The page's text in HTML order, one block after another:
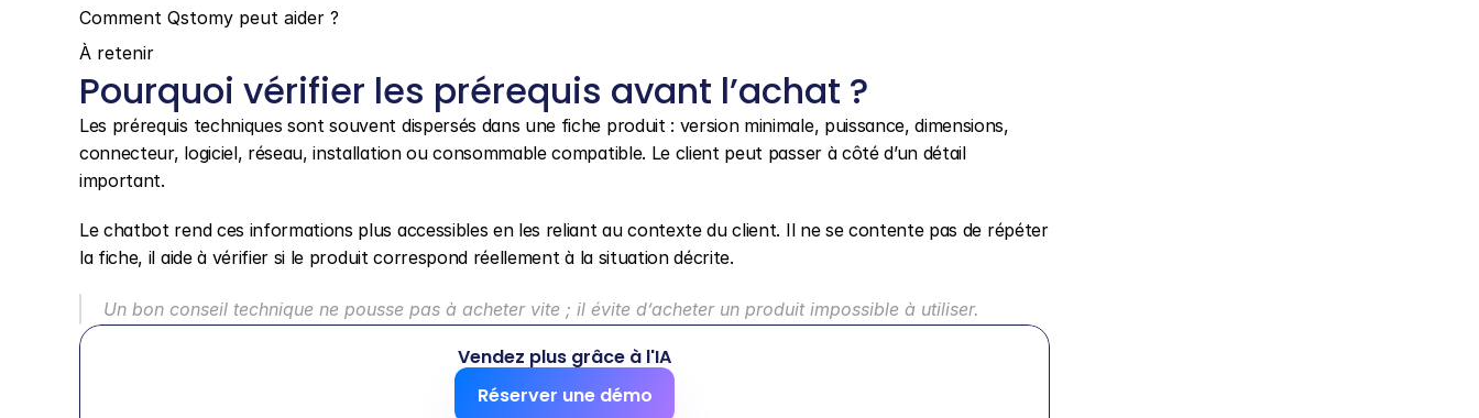
Comment Qstomy peut aider ?
À retenir
Pourquoi vérifier les prérequis avant l’achat ?
Les prérequis techniques sont souvent dispersés dans une fiche produit : version minimale, puissance, dimensions,
connecteur, logiciel, réseau, installation ou consommable compatible. Le client peut passer à côté d’un détail
important.
Le chatbot rend ces informations plus accessibles en les reliant au contexte du client. Il ne se contente pas de répéter
la fiche, il aide à vérifier si le produit correspond réellement à la situation décrite.
Un bon conseil technique ne pousse pas à acheter vite ; il évite d’acheter un produit impossible à utiliser.
Vendez plus grâce à l'IA
Réserver une démo